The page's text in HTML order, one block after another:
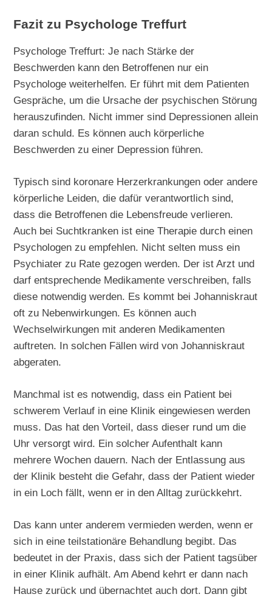
Fazit zu Psychologe Treffurt
Psychologe Treffurt: Je nach Stärke der
Beschwerden kann den Betroffenen nur ein
Psychologe weiterhelfen. Er führt mit dem Patienten
Gespräche, um die Ursache der psychischen Störung
herauszufinden. Nicht immer sind Depressionen allein
daran schuld. Es können auch körperliche
Beschwerden zu einer Depression führen.
Typisch sind koronare Herzerkrankungen oder andere
körperliche Leiden, die dafür verantwortlich sind,
dass die Betroffenen die Lebensfreude verlieren.
Auch bei Suchtkranken ist eine Therapie durch einen
Psychologen zu empfehlen. Nicht selten muss ein
Psychiater zu Rate gezogen werden. Der ist Arzt und
darf entsprechende Medikamente verschreiben, falls
diese notwendig werden. Es kommt bei Johanniskraut
oft zu Nebenwirkungen. Es können auch
Wechselwirkungen mit anderen Medikamenten
auftreten. In solchen Fällen wird von Johanniskraut
abgeraten.
Manchmal ist es notwendig, dass ein Patient bei
schwerem Verlauf in eine Klinik eingewiesen werden
muss. Das hat den Vorteil, dass dieser rund um die
Uhr versorgt wird. Ein solcher Aufenthalt kann
mehrere Wochen dauern. Nach der Entlassung aus
der Klinik besteht die Gefahr, dass der Patient wieder
in ein Loch fällt, wenn er in den Alltag zurückkehrt.
Das kann unter anderem vermieden werden, wenn er
sich in eine teilstationäre Behandlung begibt. Das
bedeutet in der Praxis, dass sich der Patient tagsüber
in einer Klinik aufhält. Am Abend kehrt er dann nach
Hause zurück und übernachtet auch dort. Dann gibt